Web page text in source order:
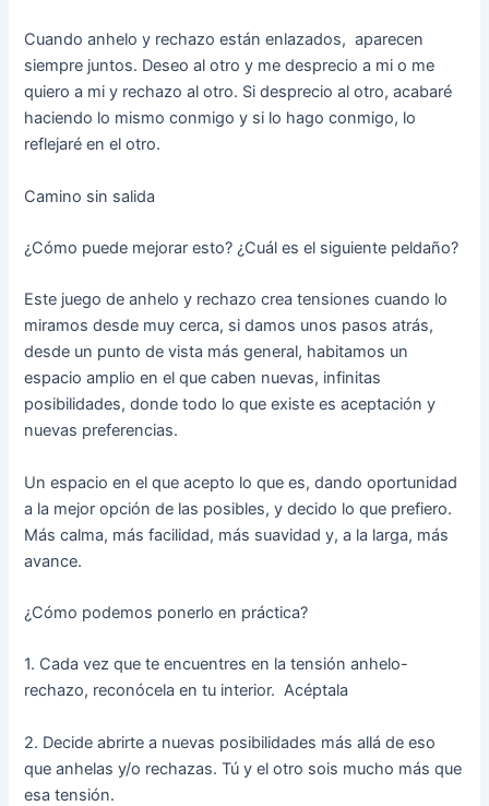
Cuando anhelo y rechazo están enlazados, aparecen
siempre juntos. Deseo al otro y me desprecio a mi o me
quiero a mi y rechazo al otro. Si desprecio al otro, acabaré
haciendo lo mismo conmigo y si lo hago conmigo, lo
reflejaré en el otro.
Camino sin salida
¿Cómo puede mejorar esto? ¿Cuál es el siguiente peldaño?
Este juego de anhelo y rechazo crea tensiones cuando lo
miramos desde muy cerca, si damos unos pasos atrás,
desde un punto de vista más general, habitamos un
espacio amplio en el que caben nuevas, infinitas
posibilidades, donde todo lo que existe es aceptación y
nuevas preferencias.
Un espacio en el que acepto lo que es, dando oportunidad
a la mejor opción de las posibles, y decido lo que prefiero.
Más calma, más facilidad, más suavidad y, a la larga, más
avance.
¿Cómo podemos ponerlo en práctica?
1. Cada vez que te encuentres en la tensión anhelo-
rechazo, reconócela en tu interior. Acéptala
2. Decide abrirte a nuevas posibilidades más allá de eso
que anhelas y/o rechazas. Tú y el otro sois mucho más que
esa tensión.